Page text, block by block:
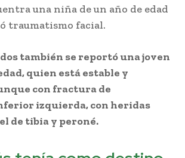
una niña de un año de edad
traumatismo facial.
también se reportó una joven
quien está estable y
con fractura de
izquierda, con heridas
de tibia y peroné.